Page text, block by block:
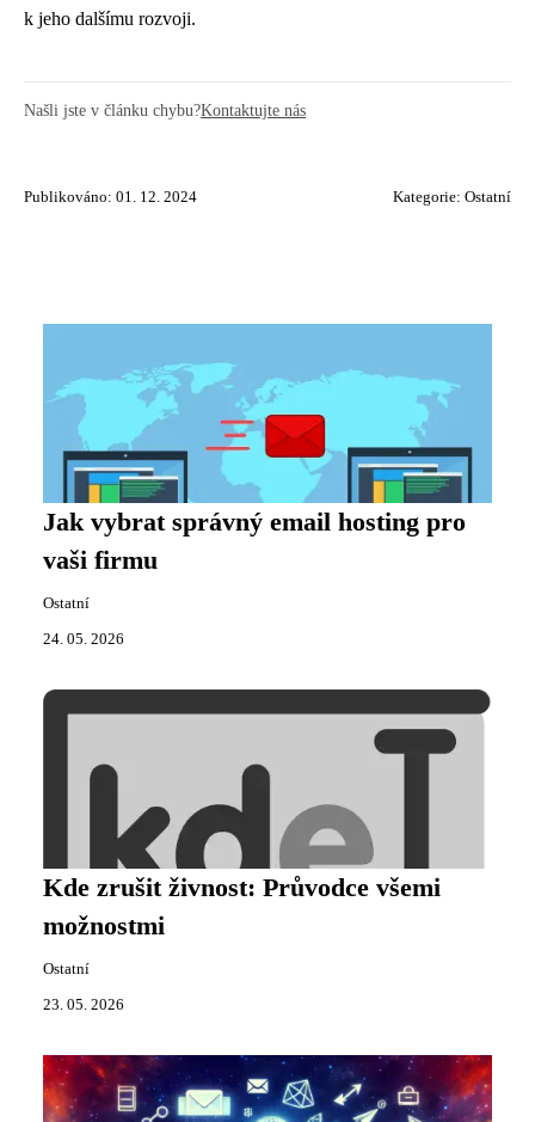
k jeho dalšímu rozvoji.
Našli jste v článku chybu?Kontaktujte nás
Publikováno: 01. 12. 2024 Kategorie: Ostatní
Jak vybrat správný email hosting pro
vaši firmu
Ostatní
24. 05. 2026
Kde zrušit živnost: Průvodce všemi
možnostmi
Ostatní
23. 05. 2026